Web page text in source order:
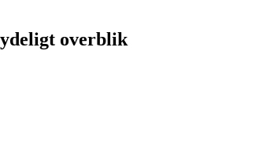
overblik